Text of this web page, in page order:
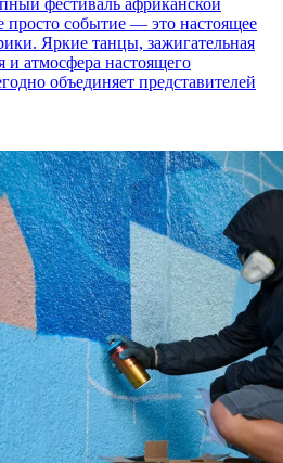
фестиваль африканской
просто событие — это настоящее
Яркие танцы, зажигательная
атмосфера настоящего
объединяет представителей